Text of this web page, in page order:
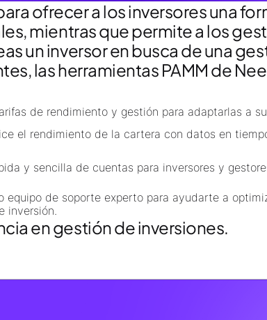
ofrecer a los inversores una
mientras que permite a los
un inversor en busca de una
las herramientas PAMM de
de rendimiento y gestión para adaptarlas a
el rendimiento de la cartera con datos en
y sencilla de cuentas para inversores y
equipo de soporte experto para ayudarte a
inversión.
en gestión de inversiones.